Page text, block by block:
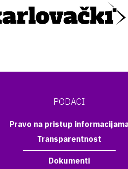
PODACI
Pravo na pristup
Transparentnost
Dokumenti